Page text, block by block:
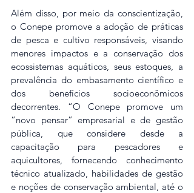
Além disso, por meio da conscientização,
o Conepe promove a adoção de práticas
de pesca e cultivo responsáveis, visando
menores impactos e a conservação dos
ecossistemas aquáticos, seus estoques, a
prevalência do embasamento científico e
dos benefícios socioeconômicos
decorrentes. “O Conepe promove um
“novo pensar” empresarial e de gestão
pública, que considere desde a
capacitação para pescadores e
aquicultores, fornecendo conhecimento
técnico atualizado, habilidades de gestão
e noções de conservação ambiental, até o